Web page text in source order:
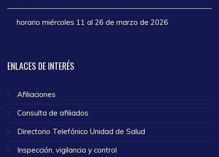
horario miércoles 11 al 26 de marzo de 2026
ENLACES DE INTERÉS
Afiliaciones
Consulta de afiliados
Directorio Telefónico Unidad de Salud
Inspección, vigilancia y control